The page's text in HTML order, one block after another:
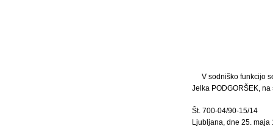
V sodniško funkcijo
Jelka PODGORŠEK,
Št. 700-04/90-15/14
Ljubljana, dne 25. maja